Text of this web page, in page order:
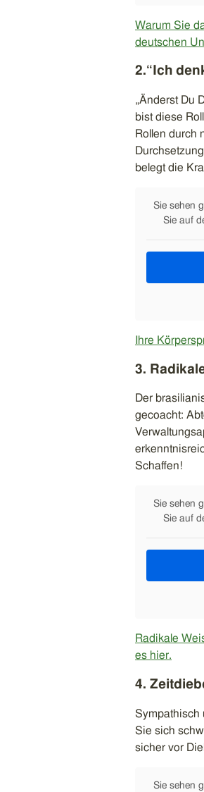
Warum Sie
deutschen
2.“Ich
„Änderst Du
bist diese
Rollen durch
belegt die
Sie sehen
Sie auf
Ihre
3.
Der
gecoacht:
Schaffen!
Sie sehen
Sie auf
Radikale
es hier.
4.
Sympathisch
Sie sich
sicher vor
Sie sehen